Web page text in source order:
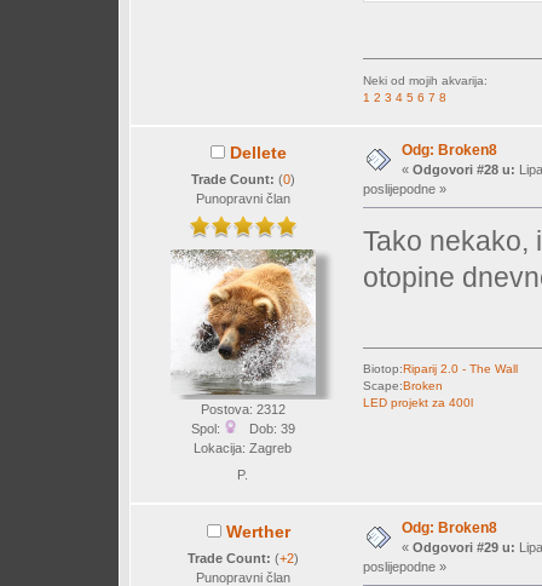
Neki od mojih akvarija:
1 2 3 4 5 6 7 8
Dellete
Trade Count: (0)
Punopravni član
Postova: 2312
Spol:
Dob: 39
Lokacija: Zagreb
P.
Odg: Broken8
« Odgovori #28 u:
poslijepodne »
Tako nekako,
otopine
Biotop:Riparij 2.0 - The Wall
Scape:Broken
LED projekt za 400l
Werther
Trade Count: (+2)
Punopravni član
Odg: Broken8
« Odgovori #29 u:
poslijepodne »